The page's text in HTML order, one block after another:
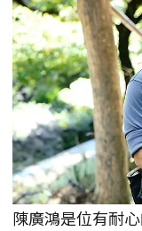
陳廣鴻是位有耐